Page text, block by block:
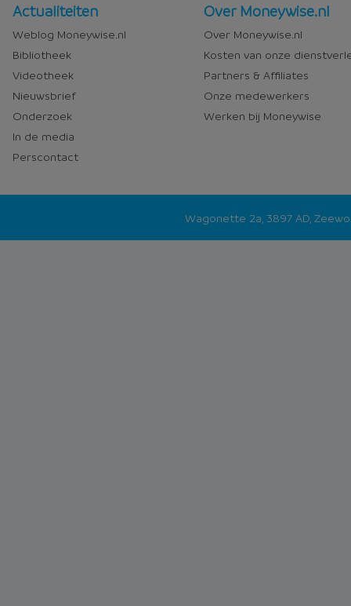
Nieuws
en
media
Actualiteiten
Weblog Moneywise.nl
Bibliotheek
Videotheek
Nieuwsbrief
Onderzoek
In de media
Perscontact
Over
Moneywise
Over Moneywise.nl
Over Moneywise.nl
Kosten van onze
Partners & Affiliates
Onze medewerkers
Werken bij Moneywise
Wagonette 2a, 3897 AD,